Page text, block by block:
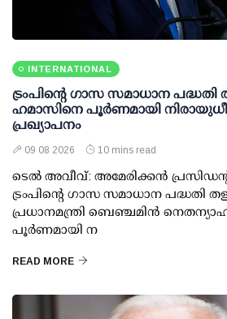
INTERNATIONAL
ട്രംപിന്റെ ഗാസ സമാധാന
ഹമാസിനെ പൂര്‍ണമായി
പ്രഖ്യാപനം
09 08 2026 10 mins read
ടെല്‍ അവീവ്: അമേരിക്കന്‍
ട്രംപിന്റെ ഗാസ സമാധാന പദ്ധതി
പ്രധാനമന്ത്രി ബെഞ്ചമിന്‍
പൂര്‍ണമായി ന
READ MORE